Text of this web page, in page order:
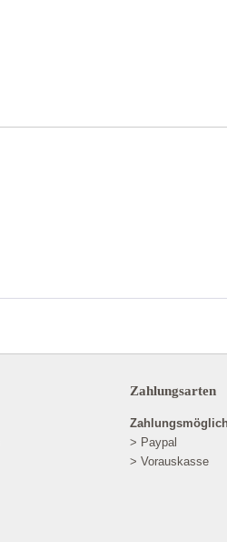
Zahlungsarten
> Paypal
> Vorauskasse